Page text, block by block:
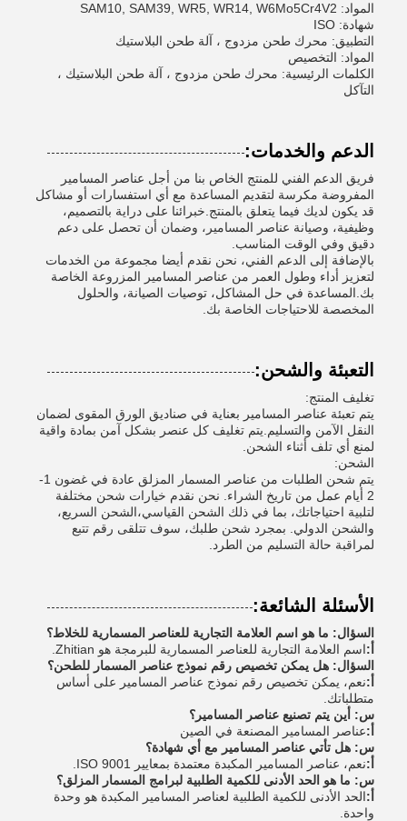
المواد: SAM10, SAM39, WR5, WR14, W6Mo5Cr4V2
شهادة: ISO
التطبيق: محرك طحن مزدوج ، آلة طحن البلاستيك
المواد: التخصيص
الكلمات الرئيسية: محرك طحن مزدوج ، آلة طحن البلاستيك ،
التآكل
الدعم والخدمات:
فريق الدعم الفني للمنتج الخاص بنا من أجل عناصر المسامير
المفروضة مكرسة لتقديم المساعدة مع أي استفسارات أو مشاكل
قد يكون لديك فيما يتعلق بالمنتج.خبرائنا على دراية بالتصميم،
وظيفية، وصيانة عناصر المسامير، وضمان أن تحصل على دعم
دقيق وفي الوقت المناسب.
بالإضافة إلى الدعم الفني، نحن نقدم أيضا مجموعة من الخدمات
لتعزيز أداء وطول العمر من عناصر المسامير المزروعة الخاصة
بك.المساعدة في حل المشاكل، توصيات الصيانة، والحلول
المخصصة للاحتياجات الخاصة بك.
التعبئة والشحن:
تغليف المنتج:
يتم تعبئة عناصر المسامير بعناية في صناديق الورق المقوى لضمان
النقل الآمن والتسليم.يتم تغليف كل عنصر بشكل آمن بمادة واقية
لمنع أي تلف أثناء الشحن.
الشحن:
يتم شحن الطلبات من عناصر المسمار المزلق عادة في غضون 1-
2 أيام عمل من تاريخ الشراء. نحن نقدم خيارات شحن مختلفة
لتلبية احتياجاتك، بما في ذلك الشحن القياسي،الشحن السريع،
والشحن الدولي. بمجرد شحن طلبك، سوف تتلقى رقم تتبع
لمراقبة حالة التسليم من الطرد.
الأسئلة الشائعة:
السؤال: ما هو اسم العلامة التجارية للعناصر المسمارية للخلاط؟
أ:اسم العلامة التجارية للعناصر المسمارية للبرمجة هو Zhitian.
السؤال: هل يمكن تخصيص رقم نموذج عناصر المسمار للطحن؟
أ:نعم، يمكن تخصيص رقم نموذج عناصر المسامير على أساس
متطلباتك.
س: أين يتم تصنيع عناصر المسامير؟
أ:عناصر المسامير المصنعة في الصين
س: هل تأتي عناصر المسامير مع أي شهادة؟
أ:نعم، عناصر المسامير المكبدة معتمدة بمعايير ISO 9001.
س: ما هو الحد الأدنى للكمية الطلبية لبرامج المسمار المزلق؟
أ:الحد الأدنى للكمية الطلبية لعناصر المسامير المكبدة هو وحدة
واحدة.